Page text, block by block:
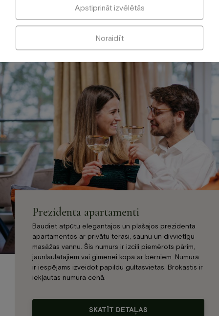
190€ €
Prezidenta apartamenti
Baudiet atpūtu elegantajos un plašajos prezidenta
apartamentos ar privātu terasi, saunu un divvietīgu
masāžas vannu. Šis numurs ir izcili piemērots pārim,
jaunlaulātajiem vai ģimenei kopā ar bērniem. Numurā
ir iespējams izveidot papildu gultasvietas. Brokastis ir
iekļautas numura cenā.
SKATĪT DETAĻAS
Noraidīt
Apstiprināt izvēlētās